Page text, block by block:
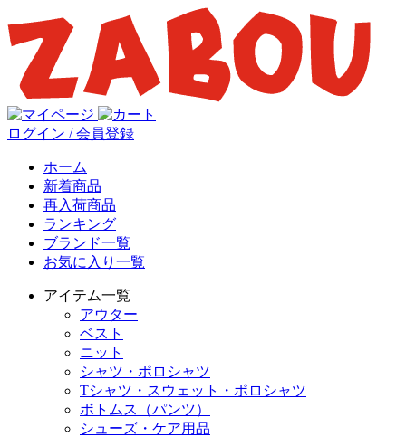
ログイン / 会員登録
ホーム
新着商品
再入荷商品
ランキング
ブランド一覧
お気に入り一覧
アイテム一覧
アウター
ベスト
ニット
シャツ・ポロシャツ
Tシャツ・スウェット・ポロシャツ
ボトムス（パンツ）
シューズ・ケア用品